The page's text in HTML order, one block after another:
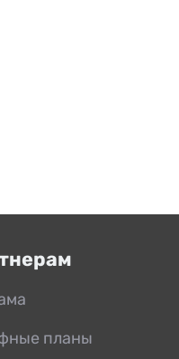
планы